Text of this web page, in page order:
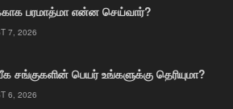
பரமாத்மா என்ன செய்வார்?
7, 2026
சங்குகளின் பெயர் உங்களுக்கு தெரியுமா?
6, 2026